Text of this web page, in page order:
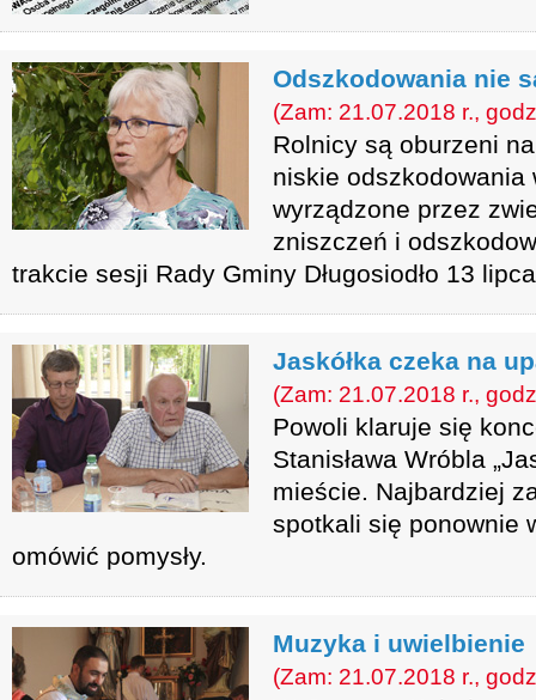
Odszkodowania nie
(Zam: 21.07.2018 r.,
Rolnicy są oburzeni
niskie odszkodowania
wyrządzone przez
zniszczeń i
trakcie sesji Rady Gminy Długosiodło 13
Jaskółka czeka na
(Zam: 21.07.2018 r.,
Powoli klaruje się
Stanisława Wróbla
mieście. Najbardziej
spotkali się ponownie
omówić pomysły.
Muzyka i uwielbienie
(Zam: 21.07.2018 r.,